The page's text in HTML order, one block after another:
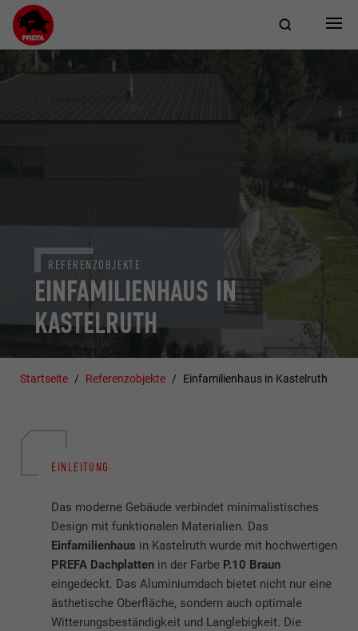
EINFAMILIENHAUS IN
KASTELRUTH
REFERENZOBJEKTE
Startseite Referenzobjekte Einfamilienhaus in Kastelruth
EINLEITUNG
Das moderne Gebäude verbindet minimalistisches
Design mit funktionalen Materialien. Das
Einfamilienhaus in Kastelruth wurde mit hochwertigen
PREFA Dachplatten in der Farbe P.10 Braun
eingedeckt. Das Aluminiumdach bietet nicht nur eine
ästhetische Oberfläche, sondern auch optimale
Witterungsbeständigkeit und Langlebigkeit. Die